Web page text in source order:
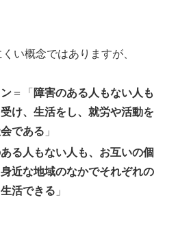
い概念ではありますが、
＝「 障害のある人もない人も
け、生活をし、就労や活動を
である 」
る人もない人も、お互いの個
近な地域のなかでそれぞれの
活できる 」